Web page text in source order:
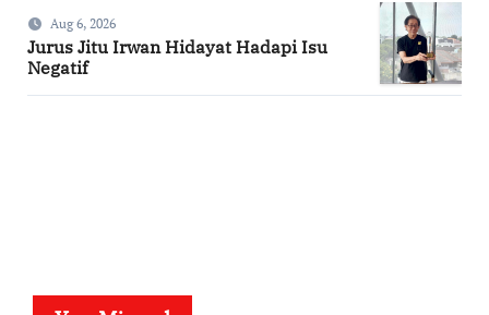
Aug 6, 2026
Jurus Jitu Irwan Hidayat Hadapi Isu
Negatif